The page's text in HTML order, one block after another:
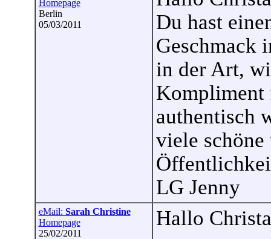
Homepage
Berlin
05/03/2011
Du hast
Geschmack
in der Art,
Kompliment
authentisch
viele schöne
LG Jenny
eMail: Sarah Christine
Homepage
25/02/2011
Hallo Christa